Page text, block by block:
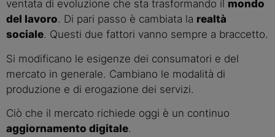
ventata di evoluzione che sta trasformando il mondo
del lavoro. Di pari passo è cambiata la realtà
sociale. Questi due fattori vanno sempre a braccetto.
Si modificano le esigenze dei consumatori e del
mercato in generale. Cambiano le modalità di
produzione e di erogazione dei servizi.
aggiornamento digitale.